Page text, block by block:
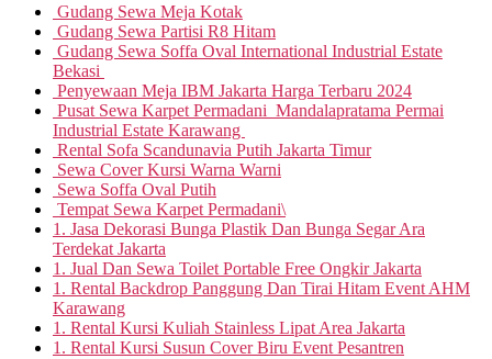
Gudang Sewa Meja Kotak
Gudang Sewa Partisi R8 Hitam
Gudang Sewa Soffa Oval International Industrial Estate
Bekasi
Penyewaan Meja IBM Jakarta Harga Terbaru 2024
Pusat Sewa Karpet Permadani Mandalapratama Permai
Industrial Estate Karawang
Rental Sofa Scandunavia Putih Jakarta Timur
Sewa Cover Kursi Warna Warni
Sewa Soffa Oval Putih
Tempat Sewa Karpet Permadani\
1. Jasa Dekorasi Bunga Plastik Dan Bunga Segar Ara
Terdekat Jakarta
1. Jual Dan Sewa Toilet Portable Free Ongkir Jakarta
1. Rental Backdrop Panggung Dan Tirai Hitam Event AHM
Karawang
1. Rental Kursi Kuliah Stainless Lipat Area Jakarta
1. Rental Kursi Susun Cover Biru Event Pesantren